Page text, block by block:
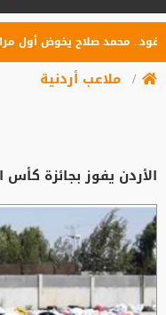
محمد صلاح يخوض أول مران
ملاعب أردنية
الأردن يفوز بجائزة كأس